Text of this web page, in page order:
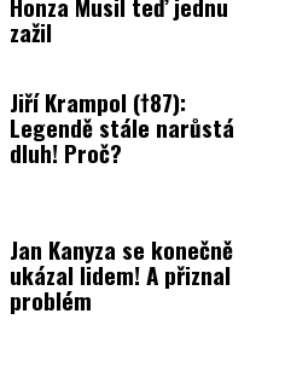
zažil
Jiří Krampol (†87):
Legendě stále narůstá
dluh! Proč?
Jan Kanyza se konečně
ukázal lidem! A přiznal
problém